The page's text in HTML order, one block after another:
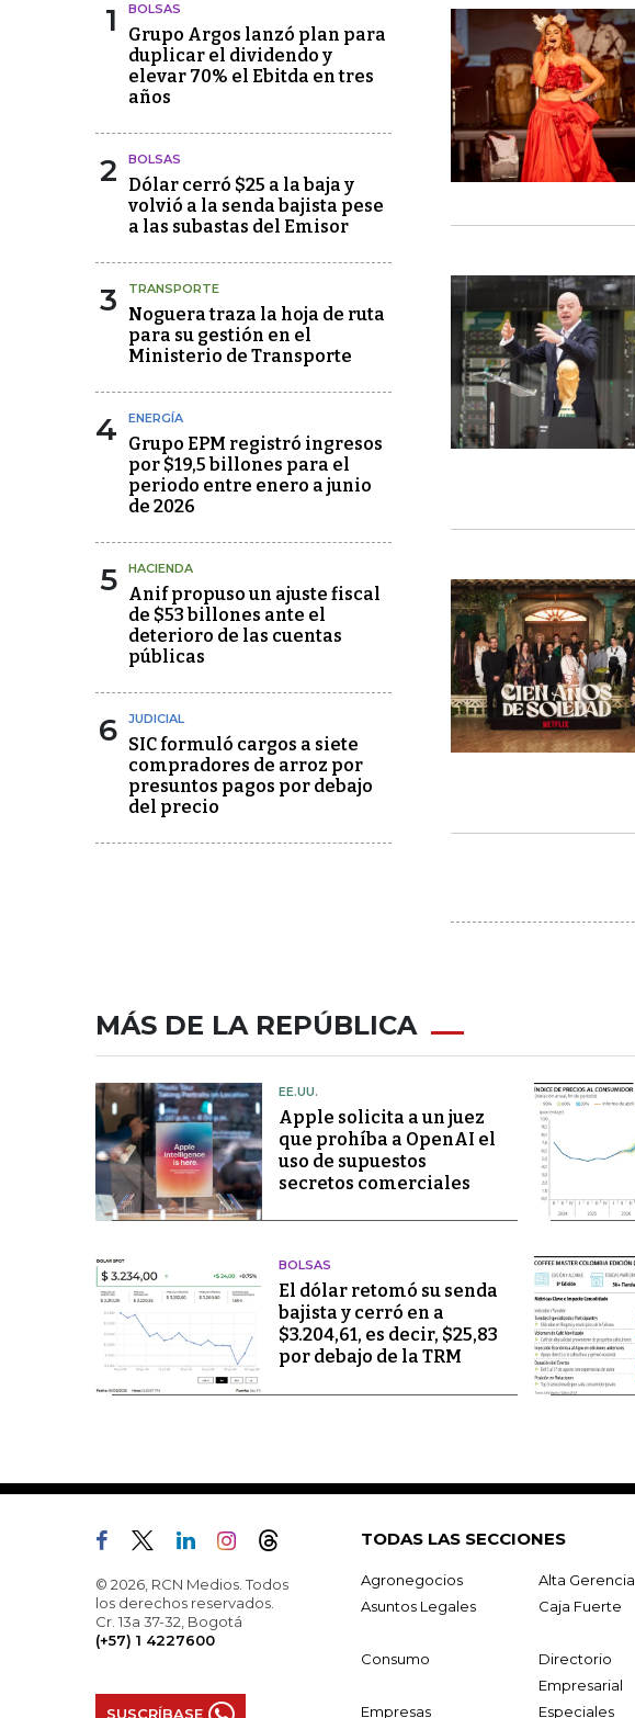
1 BOLSAS
Grupo Argos lanzó plan para
duplicar el dividendo y
elevar 70% el Ebitda en tres
años
2 BOLSAS
Dólar cerró $25 a la baja y
volvió a la senda bajista pese
a las subastas del Emisor
3 TRANSPORTE
Noguera traza la hoja de ruta
para su gestión en el
Ministerio de Transporte
4 ENERGÍA
Grupo EPM registró ingresos
por $19,5 billones para el
periodo entre enero a junio
de 2026
5 HACIENDA
Anif propuso un ajuste fiscal
de $53 billones ante el
deterioro de las cuentas
públicas
6 JUDICIAL
SIC formuló cargos a siete
compradores de arroz por
presuntos pagos por debajo
del precio
MÁS DE LA REPÚBLICA
EE.UU.
Apple solicita a un juez
que prohíba a OpenAI el
uso de supuestos
secretos comerciales
BOLSAS
El dólar retomó su senda
bajista y cerró en a
$3.204,61, es decir, $25,83
por debajo de la TRM
© 2026, RCN Medios. Todos
los derechos reservados.
Cr. 13a 37-32, Bogotá
(+57) 1 4227600
SUSCRÍBASE
TODAS LAS SECCIONES
Agronegocios Alta Gerencia
Asuntos Legales
Caja Fuerte
Consumo
Directorio
Empresarial
Empresas Especiales